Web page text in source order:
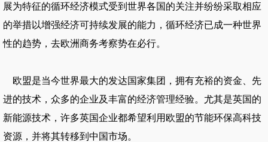
展为特征的循环经济模式受到世界各国的关注并纷纷采取相应
的举措以增强经济可持续发展的能力，循环经济已成一种世界
性的趋势，去欧洲商务考察势在必行。
欧盟是当今世界最大的发达国家集团，拥有充裕的资金、先
进的技术，众多的企业及丰富的经济管理经验。尤其是英国的
新能源技术，许多英国企业都希望利用欧盟的节能环保高科技
资源，并将其转移到中国市场。